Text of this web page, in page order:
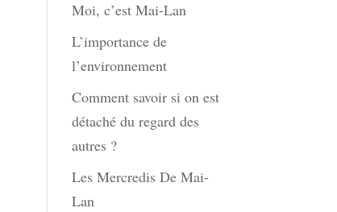
Moi, c’est Mai-Lan
L’importance de
l’environnement
Comment savoir si on est
détaché du regard des
autres ?
Les Mercredis De Mai-
Lan